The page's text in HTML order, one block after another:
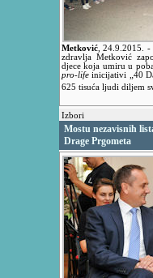
Metković ,24.9.2015. -
zdravlja Metković
djece koja umiru u
pro-life inicijativi „40
625 tisuća ljudi diljem
Izbori
Mostu nezavisnih
Drage Prgometa